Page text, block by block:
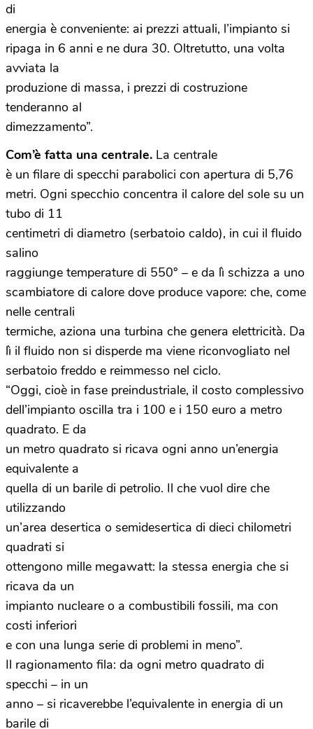
di
energia è conveniente: ai prezzi attuali, l’impianto si
ripaga in 6 anni e ne dura 30. Oltretutto, una volta
avviata la
produzione di massa, i prezzi di costruzione
tenderanno al
dimezzamento”.
Com’è fatta una centrale. La centrale
è un filare di specchi parabolici con apertura di 5,76
metri. Ogni specchio concentra il calore del sole su un
tubo di 11
centimetri di diametro (serbatoio caldo), in cui il fluido
salino
raggiunge temperature di 550° – e da lì schizza a uno
scambiatore di calore dove produce vapore: che, come
nelle centrali
termiche, aziona una turbina che genera elettricità. Da
lì il fluido non si disperde ma viene riconvogliato nel
serbatoio freddo e reimmesso nel ciclo.
“Oggi, cioè in fase preindustriale, il costo complessivo
dell’impianto oscilla tra i 100 e i 150 euro a metro
quadrato. E da
un metro quadrato si ricava ogni anno un’energia
equivalente a
quella di un barile di petrolio. Il che vuol dire che
utilizzando
un’area desertica o semidesertica di dieci chilometri
quadrati si
ottengono mille megawatt: la stessa energia che si
ricava da un
impianto nucleare o a combustibili fossili, ma con
costi inferiori
e con una lunga serie di problemi in meno”.
Il ragionamento fila: da ogni metro quadrato di
specchi – in un
anno – si ricaverebbe l’equivalente in energia di un
barile di